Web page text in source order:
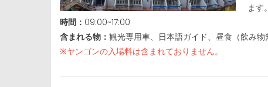
ます。
時間： 09:00~17:00
含まれる物： 観光専用車、日本語ガイド、昼食（飲み物
※ヤンゴンの入場料は含まれておりません。